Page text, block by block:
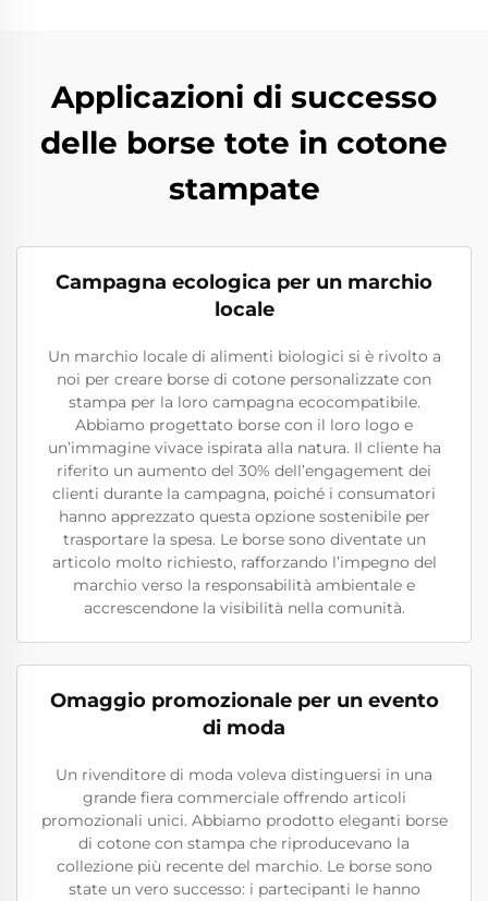
Applicazioni di successo
delle borse tote in cotone
stampate
Campagna ecologica per un marchio
locale
Un marchio locale di alimenti biologici si è rivolto a
noi per creare borse di cotone personalizzate con
stampa per la loro campagna ecocompatibile.
Abbiamo progettato borse con il loro logo e
un’immagine vivace ispirata alla natura. Il cliente ha
riferito un aumento del 30% dell’engagement dei
clienti durante la campagna, poiché i consumatori
hanno apprezzato questa opzione sostenibile per
trasportare la spesa. Le borse sono diventate un
articolo molto richiesto, rafforzando l’impegno del
marchio verso la responsabilità ambientale e
accrescendone la visibilità nella comunità.
Omaggio promozionale per un evento
di moda
Un rivenditore di moda voleva distinguersi in una
grande fiera commerciale offrendo articoli
promozionali unici. Abbiamo prodotto eleganti borse
di cotone con stampa che riproducevano la
collezione più recente del marchio. Le borse sono
state un vero successo: i partecipanti le hanno